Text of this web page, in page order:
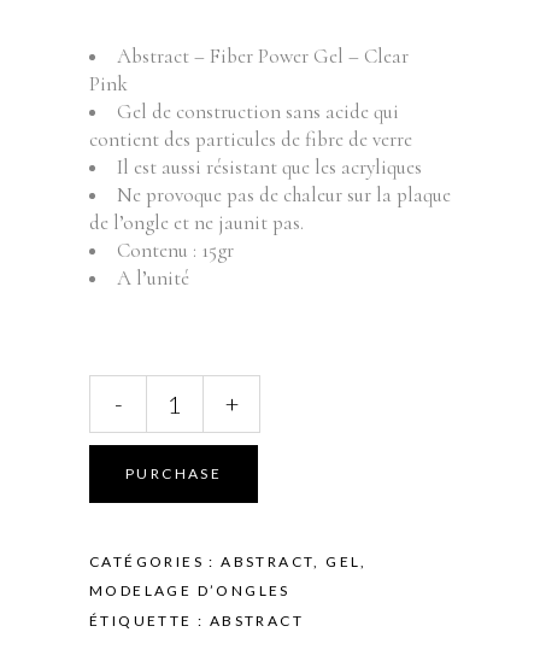
Abstract – Fiber Power Gel – Clear
Pink
Gel de construction sans acide qui
contient des particules de fibre de verre
Il est aussi résistant que les acryliques
Ne provoque pas de chaleur sur la plaque
de l’ongle et ne jaunit pas.
Contenu : 15gr
A l’unité
Fiber
Power
Gel
Clear
Pink
-
- +
PURCHASE
CATÉGORIES :ABSTRACT,GEL,
MODELAGE D’ONGLES
ÉTIQUETTE : ABSTRACT